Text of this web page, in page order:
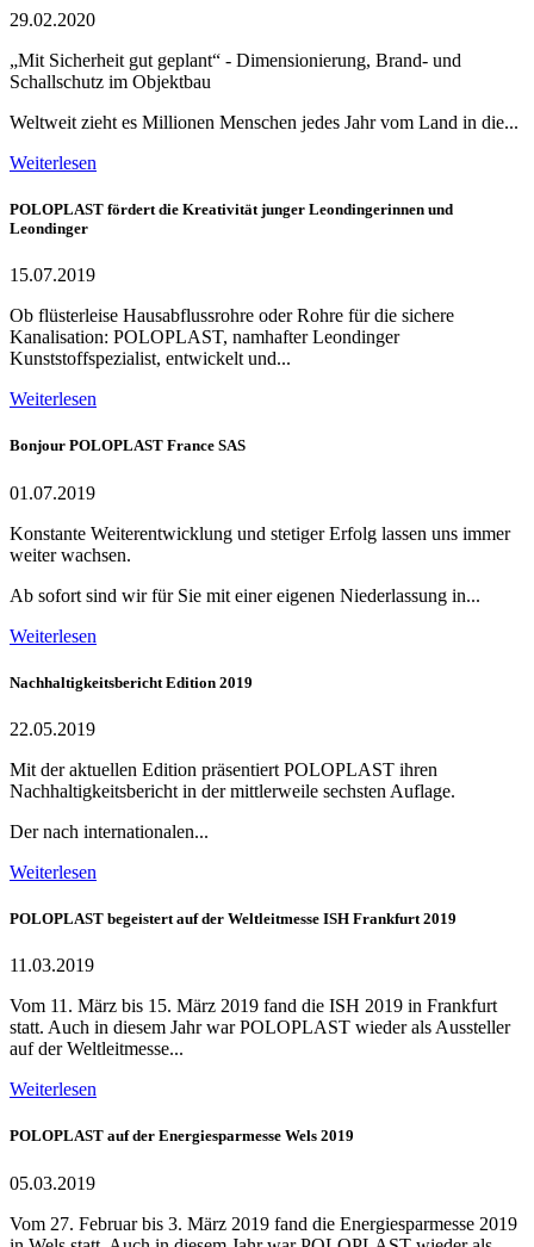
29.02.2020
„Mit Sicherheit gut geplant“ - Dimensionierung, Brand- und
Schallschutz im Objektbau
Weltweit zieht es Millionen Menschen jedes Jahr vom Land in die...
Weiterlesen
POLOPLAST fördert die Kreativität junger Leondingerinnen und
Leondinger
15.07.2019
Ob flüsterleise Hausabflussrohre oder Rohre für die sichere
Kanalisation: POLOPLAST, namhafter Leondinger
Kunststoffspezialist, entwickelt und...
Weiterlesen
Bonjour POLOPLAST France SAS
01.07.2019
Konstante Weiterentwicklung und stetiger Erfolg lassen uns immer
weiter wachsen.
Ab sofort sind wir für Sie mit einer eigenen Niederlassung in...
Weiterlesen
Nachhaltigkeitsbericht Edition 2019
22.05.2019
Mit der aktuellen Edition präsentiert POLOPLAST ihren
Nachhaltigkeitsbericht in der mittlerweile sechsten Auflage.
Der nach internationalen...
Weiterlesen
POLOPLAST begeistert auf der Weltleitmesse ISH Frankfurt 2019
11.03.2019
Vom 11. März bis 15. März 2019 fand die ISH 2019 in Frankfurt
statt. Auch in diesem Jahr war POLOPLAST wieder als Aussteller
auf der Weltleitmesse...
Weiterlesen
POLOPLAST auf der Energiesparmesse Wels 2019
05.03.2019
Vom 27. Februar bis 3. März 2019 fand die Energiesparmesse 2019